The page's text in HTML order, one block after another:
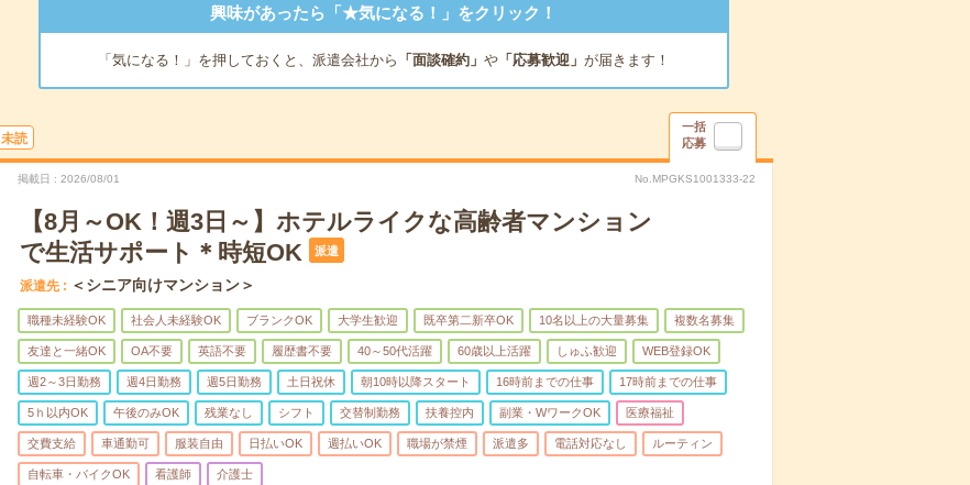
興味があったら「★気になる！」をクリック！
「気になる！」を押しておくと、派遣会社から 「面談確約」 や「応募歓迎」 が届きます！
未読
一括
応募
掲載日 2026/08/01 No.MPGKS1001333-22
【8月～OK！週3日～】ホテルライクな高齢者マンション
で生活サポート＊時短OK
派遣
派遣先 ＜シニア向けマンション＞
職種未経験OK 社会人未経験OK ブランクOK 大学生歓迎 既卒第二新卒OK 10名以上の大量募集 複数名募集
友達と一緒OK OA不要 英語不要 履歴書不要 40～50代活躍 60歳以上活躍 しゅふ歓迎 WEB登録OK
週2～3日勤務 週4日勤務 週5日勤務 土日祝休 朝10時以降スタート 16時前までの仕事 17時前までの仕事
5ｈ以内OK 午後のみOK 残業なし シフト 交替制勤務 扶養控内 副業・WワークOK 医療福祉
交費支給 車通勤可 服装自由 日払いOK 週払いOK 職場が禁煙 派遣多 電話対応なし ルーティン
自転車・バイクOK 看護師 介護士